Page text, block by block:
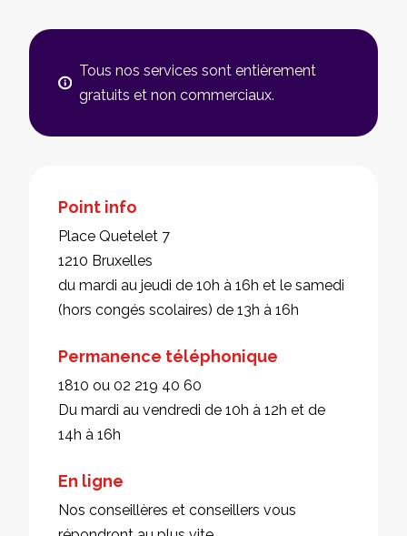
Tous nos services sont entièrement
gratuits et non commerciaux.
Point info
Place Quetelet 7
1210 Bruxelles
du mardi au jeudi de 10h à 16h et le samedi
(hors congés scolaires) de 13h à 16h
Permanence téléphonique
1810 ou 02 219 40 60
Du mardi au vendredi de 10h à 12h et de
14h à 16h
En ligne
Nos conseillères et conseillers vous